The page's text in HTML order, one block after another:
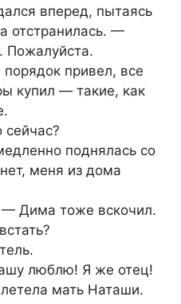
вперед, пытаясь
отстранилась. —
Пожалуйста.
привел, все
купил — такие, как
поднялась со
меня из дома
Дима тоже вскочил.
люблю! Я же отец!
мать Наташи.